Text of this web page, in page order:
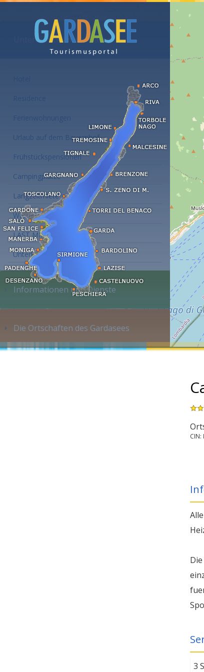
Unterkünfte am Gardasee
Ferienwohnungen
Urlaub auf dem Bauernhof
Frühstückspensionen
Campingplätze
Langzeitmiete
Wellness Hotel
LAST MINUTE
Unterkunft suchen...
Informationen und Dienste
Die Ortschaften des Gardasees
CIN:
3